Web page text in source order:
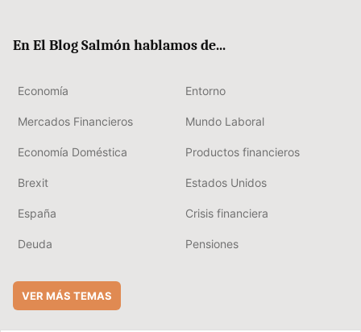
En El Blog Salmón hablamos de...
Economía Entorno
Mercados Financieros Mundo Laboral
Economía Doméstica Productos financieros
Brexit Estados Unidos
España Crisis financiera
Deuda Pensiones
VER MÁS TEMAS